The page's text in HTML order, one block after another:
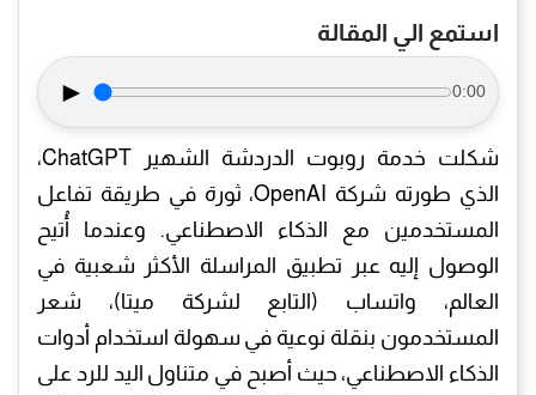
استمع الي المقالة
► 0:00
شكلت خدمة روبوت الدردشة الشهير ChatGPT،
الذي طورته شركة OpenAI، ثورة في طريقة تفاعل
المستخدمين مع الذكاء الاصطناعي. وعندما أُتيح
الوصول إليه عبر تطبيق المراسلة الأكثر شعبية في
العالم، واتساب (التابع لشركة ميتا)، شعر
المستخدمون بنقلة نوعية في سهولة استخدام أدوات
الذكاء الاصطناعي، حيث أصبح في متناول اليد للرد على